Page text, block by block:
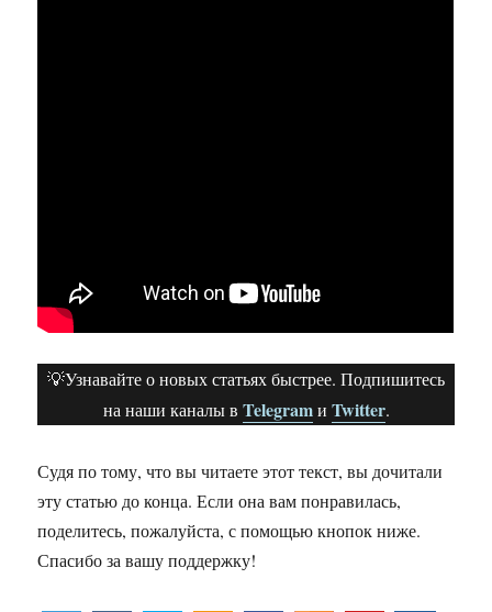
💡Узнавайте о новых статьях быстрее. Подпишитесь
на наши каналы в Telegramи Twitter.
Судя по тому, что вы читаете этот текст, вы дочитали
эту статью до конца. Если она вам понравилась,
поделитесь, пожалуйста, с помощью кнопок ниже.
Спасибо за вашу поддержку!